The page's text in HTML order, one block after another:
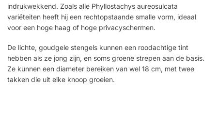
indrukwekkend. Zoals alle Phyllostachys aureosulcata
variëteiten heeft hij een rechtopstaande smalle vorm, ideaal
voor een hoge haag of hoge privacyschermen.
De lichte, goudgele stengels kunnen een roodachtige tint
hebben als ze jong zijn, en soms groene strepen aan de basis.
Ze kunnen een diameter bereiken van wel 18 cm, met twee
takken die uit elke knoop groeien.